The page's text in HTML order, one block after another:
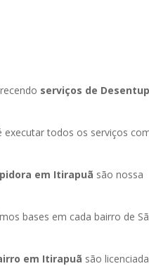
serviços de
executar todos os serviços
em Itirapuã são nossa
bases em cada bairro de
em Itirapuã são